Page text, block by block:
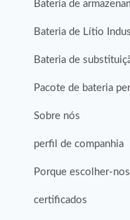
Bateria de
Bateria de Lítio
Bateria de
Pacote de bateria
Sobre nós
perfil de companhia
Porque escolher-nos
certificados